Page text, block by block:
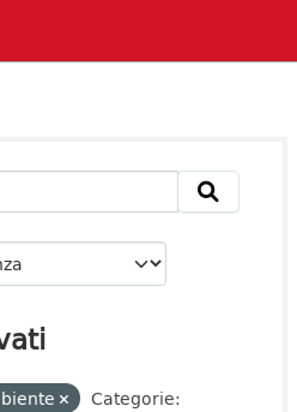
Categorie: